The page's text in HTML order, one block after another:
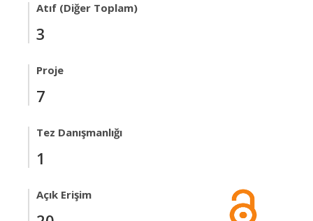
Atıf (Diğer Toplam)
3
Proje
7
Tez Danışmanlığı
1
Açık Erişim